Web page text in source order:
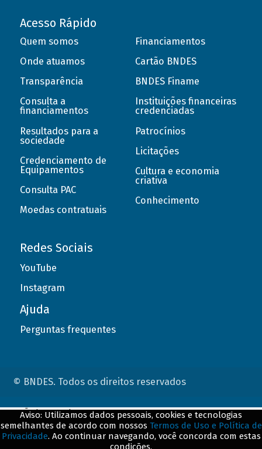
Acesso Rápido
Quem somos
Onde atuamos
Transparência
Consulta a
financiamentos
Resultados para a
sociedade
Credenciamento de
Equipamentos
Consulta PAC
Moedas contratuais
Financiamentos
Cartão BNDES
BNDES Finame
Instituições financeiras
credenciadas
Patrocínios
Licitações
Cultura e economia
criativa
Conhecimento
Redes Sociais
YouTube
Instagram
Ajuda
Perguntas frequentes
© BNDES. Todos os direitos reservados
Aviso: Utilizamos dados pessoais, cookies e tecnologias
semelhantes de acordo com nossos Termos de Uso e Política de
Privacidade. Ao continuar navegando, você concorda com estas
condições.
ConteÃºdo complementar
${title}${badge}